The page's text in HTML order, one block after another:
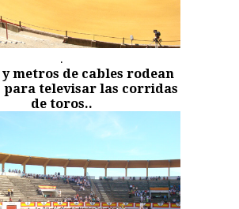
.
metros de cables rodean
para televisar las corridas
de toros..